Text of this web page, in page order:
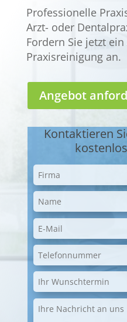
Professionelle
Arzt- oder
Fordern Sie jetzt
Praxisreinigung an.
Angebot
Kontaktieren